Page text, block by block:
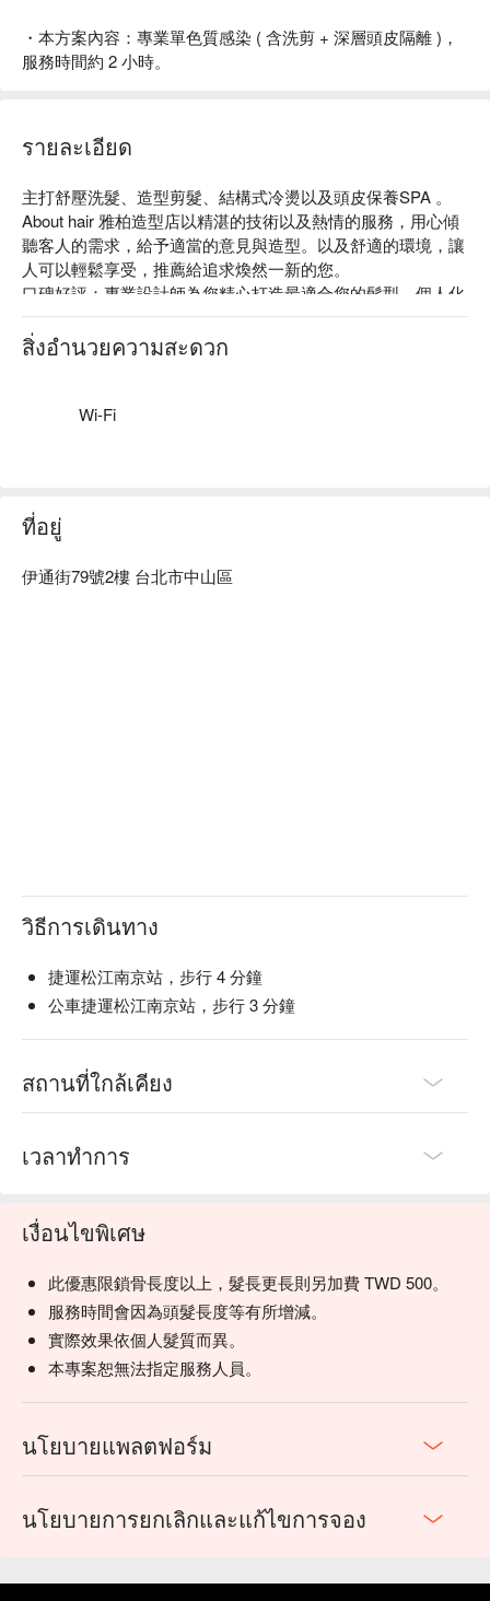
・本方案內容：專業單色質感染 ( 含洗剪 + 深層頭皮隔離 )，
服務時間約 2 小時。
รายละเอียด
主打舒壓洗髮、造型剪髮、結構式冷燙以及頭皮保養SPA 。
About hair 雅柏造型店以精湛的技術以及熱情的服務，用心傾
聽客人的需求，給予適當的意見與造型。以及舒適的環境，讓
人可以輕鬆享受，推薦給追求煥然一新的您。
口碑好評：專業設計師為您精心打造最適合您的髮型，個人化
的服務體驗讓您獲得賓至如歸的精緻體驗。
專業技術：雅柏的設計師團隊皆有多年理髮經驗，特別能夠針
質感裝潢：簡單而舒適的環境，讓人可以輕鬆享受，推薦給追
สิ่งอำนวยความสะดวก
Wi-Fi
ที่อยู่
伊通街79號2樓 台北市中山區
วิธีการเดินทาง
捷運松江南京站，步行 4 分鐘
公車捷運松江南京站，步行 3 分鐘
สถานที่ใกล้เคียง
เวลาทำการ
เงื่อนไขพิเศษ
此優惠限鎖骨長度以上，髮長更長則另加費 TWD 500。
服務時間會因為頭髮長度等有所增減。
實際效果依個人髮質而異。
本專案恕無法指定服務人員。
นโยบายแพลตฟอร์ม
นโยบายการยกเลิกและแก้ไขการจอง